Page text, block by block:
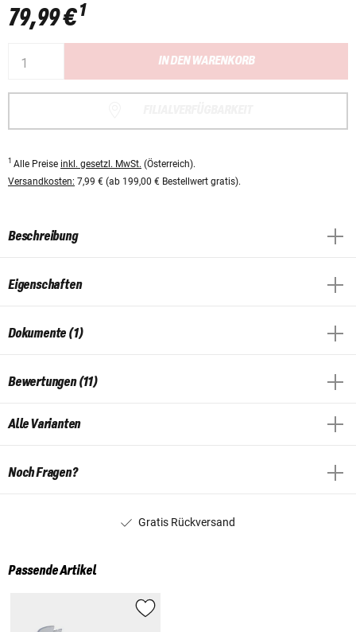
79,99 €1
IN DEN WARENKORB
1 Alle Preise inkl. gesetzl. MwSt. (Österreich).
Versandkosten: 7,99 € (ab 199,00 € Bestellwert gratis).
Beschreibung
Eigenschaften
Dokumente (1)
Bewertungen (11)
Alle Varianten
Noch Fragen?
Gratis Rückversand
Passende Artikel